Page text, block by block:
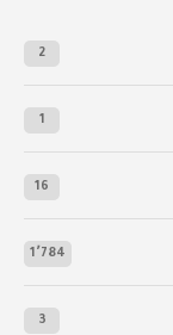
2
1
16
1٬784
3